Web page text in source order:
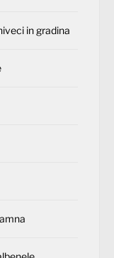
in gradina